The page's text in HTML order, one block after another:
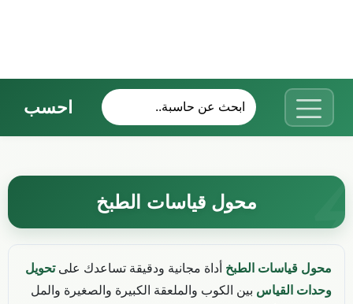
احسب
محول قياسات الطبخ
محول قياسات الطبخ أداة مجانية ودقيقة تساعدك علىتحويل
وحدات القياس بين الكوب والملعقة الكبيرة والصغيرة والمل